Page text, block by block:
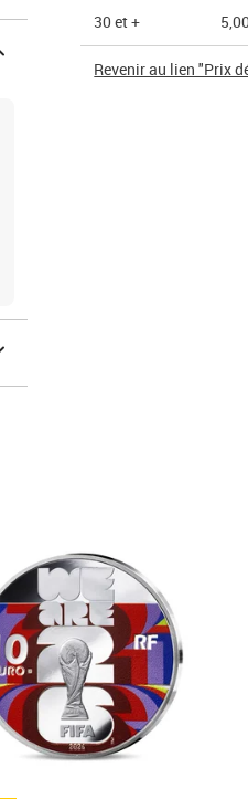
30 et +
Revenir au lien "Prix